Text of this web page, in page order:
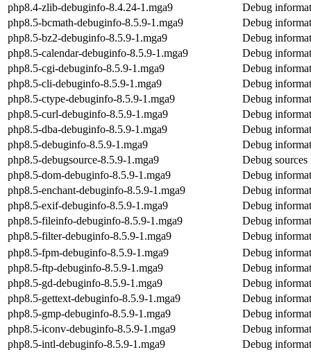
php8.4-zlib-debuginfo-8.4.24-1.mga9
Debug
php8.5-bcmath-debuginfo-8.5.9-1.mga9
Debug
php8.5-bz2-debuginfo-8.5.9-1.mga9
Debug
php8.5-calendar-debuginfo-8.5.9-1.mga9
Debug
php8.5-cgi-debuginfo-8.5.9-1.mga9
Debug
php8.5-cli-debuginfo-8.5.9-1.mga9
Debug
php8.5-ctype-debuginfo-8.5.9-1.mga9
Debug
php8.5-curl-debuginfo-8.5.9-1.mga9
Debug
php8.5-dba-debuginfo-8.5.9-1.mga9
Debug
php8.5-debuginfo-8.5.9-1.mga9
Debug
php8.5-debugsource-8.5.9-1.mga9
Debug
php8.5-dom-debuginfo-8.5.9-1.mga9
Debug
php8.5-enchant-debuginfo-8.5.9-1.mga9
Debug
php8.5-exif-debuginfo-8.5.9-1.mga9
Debug
php8.5-fileinfo-debuginfo-8.5.9-1.mga9
Debug
php8.5-filter-debuginfo-8.5.9-1.mga9
Debug
php8.5-fpm-debuginfo-8.5.9-1.mga9
Debug
php8.5-ftp-debuginfo-8.5.9-1.mga9
Debug
php8.5-gd-debuginfo-8.5.9-1.mga9
Debug
php8.5-gettext-debuginfo-8.5.9-1.mga9
Debug
php8.5-gmp-debuginfo-8.5.9-1.mga9
Debug
php8.5-iconv-debuginfo-8.5.9-1.mga9
Debug
php8.5-intl-debuginfo-8.5.9-1.mga9
Debug